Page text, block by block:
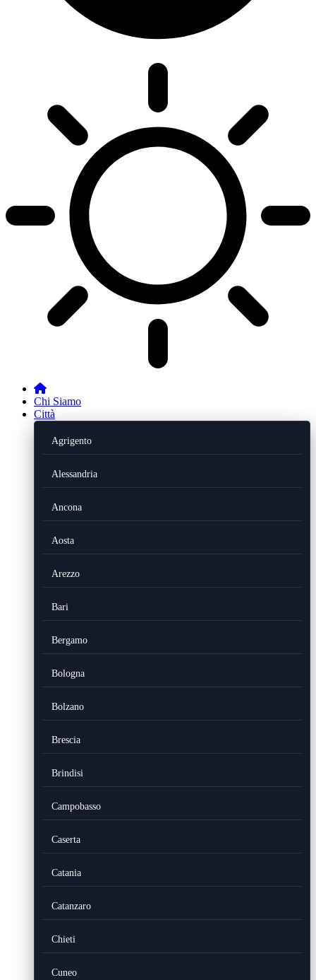
Chi Siamo
Città
Agrigento
Alessandria
Ancona
Aosta
Arezzo
Bari
Bergamo
Bologna
Bolzano
Brescia
Brindisi
Campobasso
Caserta
Catania
Catanzaro
Chieti
Cuneo